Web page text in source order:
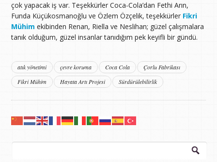
çok yapacak iş var. Teşekkürler Coca-Cola’dan Fethi Arın,
Funda Küçükosmanoğlu ve Özlem Özçelik, teşekkürler Fikri
Mühim ekibinden Renan, Riella ve Neslihan; güzel çalışmalara
tanık olduğum, güzel insanlar tanıdığım pek keyifli bir gündü.
atık yönetimi çevre koruma Coca Cola
Çorlu Fabrikası
Fikri Mühim
Hayata Artı Projesi Sürdürülebilirlik
Arama: